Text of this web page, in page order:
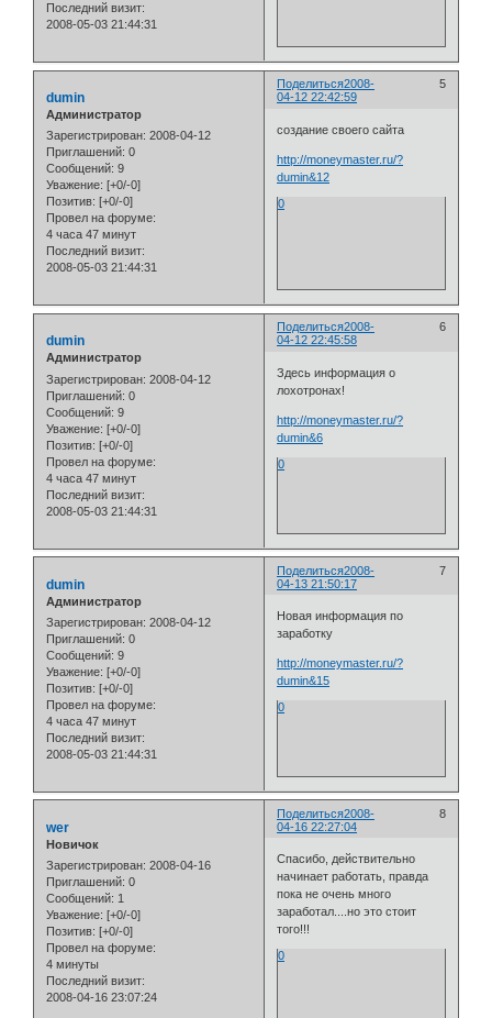
Последний визит:
2008-05-03 21:44:31
Поделиться 5
2008-
04-12 22:42:59
dumin
Администратор
Зарегистрирован: 2008-04-12
Приглашений: 0
Сообщений: 9
Уважение: [+0/-0]
Позитив: [+0/-0]
Провел на форуме:
4 часа 47 минут
Последний визит:
2008-05-03 21:44:31
создание своего сайта
http://moneymaster.ru/?
dumin&12
0
Поделиться 6
2008-
04-12 22:45:58
dumin
Администратор
Зарегистрирован: 2008-04-12
Приглашений: 0
Сообщений: 9
Уважение: [+0/-0]
Позитив: [+0/-0]
Провел на форуме:
4 часа 47 минут
Последний визит:
2008-05-03 21:44:31
Здесь информация о
лохотронах!
http://moneymaster.ru/?
dumin&6
0
Поделиться 7
2008-
04-13 21:50:17
dumin
Администратор
Зарегистрирован: 2008-04-12
Приглашений: 0
Сообщений: 9
Уважение: [+0/-0]
Позитив: [+0/-0]
Провел на форуме:
4 часа 47 минут
Последний визит:
2008-05-03 21:44:31
Новая информация по
заработку
http://moneymaster.ru/?
dumin&15
0
Поделиться 8
2008-
04-16 22:27:04
wer
Новичок
Зарегистрирован: 2008-04-16
Приглашений: 0
Сообщений: 1
Уважение: [+0/-0]
Позитив: [+0/-0]
Провел на форуме:
4 минуты
Последний визит:
2008-04-16 23:07:24
Спасибо, действительно
начинает работать, правда
пока не очень много
заработал....но это стоит
того!!!
0